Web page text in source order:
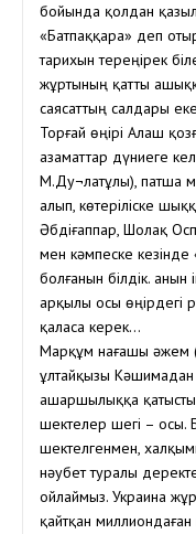
бойында қолдан
«Батпаққара» деп
тарихын тереңірек
жұртының қатты
саясаттың салдары
Торғай өңірі Алаш
азаматтар дүниеге
М.Ду¬латұлы), патша
алып, көтеріліске
Әбдіғаппар, Шолақ
мен кәмпеске кезінде
болғанын білдік.
арқылы осы өңірдегі
қаласа керек…
Марқұм нағашы әжем
Құлтайқызы
ашаршылыққа қатысты
шектелер шегі – осы.
шектелгенмен,
нәубет туралы
ойлаймыз. Украина
қайтқан миллиондаған